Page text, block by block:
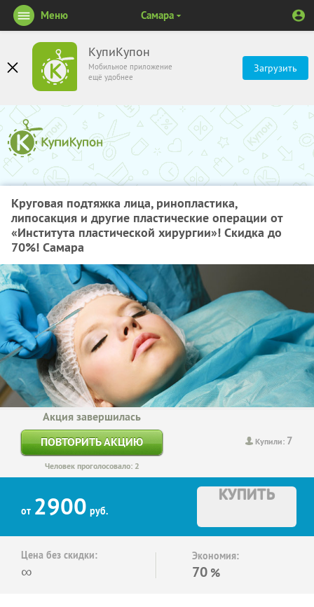
КупиКупон
Мобильное приложение
ещё удобнее
Загрузить
Меню Самара
Круговая подтяжка лица, ринопластика,
липосакция и другие пластические операции от
«Института пластической хирургии»! Скидка до
70%! Самара
Купили: 7
Акция завершилась
ПОВТОРИТЬ АКЦИЮ
Человек проголосовало: 2
от 2900 руб.
КУПИТЬ
Цена без скидки:
∞
Экономия:
70 %